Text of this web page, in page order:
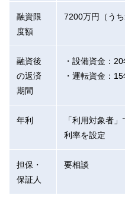
融資限
度額
7200万円（う
融資後
の返済
期間
・設備資金：
・運転資金：
年利
「利用対象者
利率を設定
担保・
保証人
要相談